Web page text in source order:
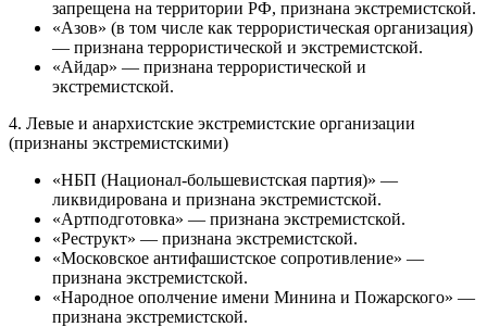
запрещена на территории РФ, признана экстремистской.
«Азов» (в том числе как террористическая организация)
— признана террористической и экстремистской.
«Айдар» — признана террористической и
экстремистской.
4. Левые и анархистские экстремистские организации
(признаны экстремистскими)
«НБП (Национал-большевистская партия)» —
ликвидирована и признана экстремистской.
«Артподготовка» — признана экстремистской.
«Реструкт» — признана экстремистской.
«Московское антифашистское сопротивление» —
признана экстремистской.
«Народное ополчение имени Минина и Пожарского» —
признана экстремистской.